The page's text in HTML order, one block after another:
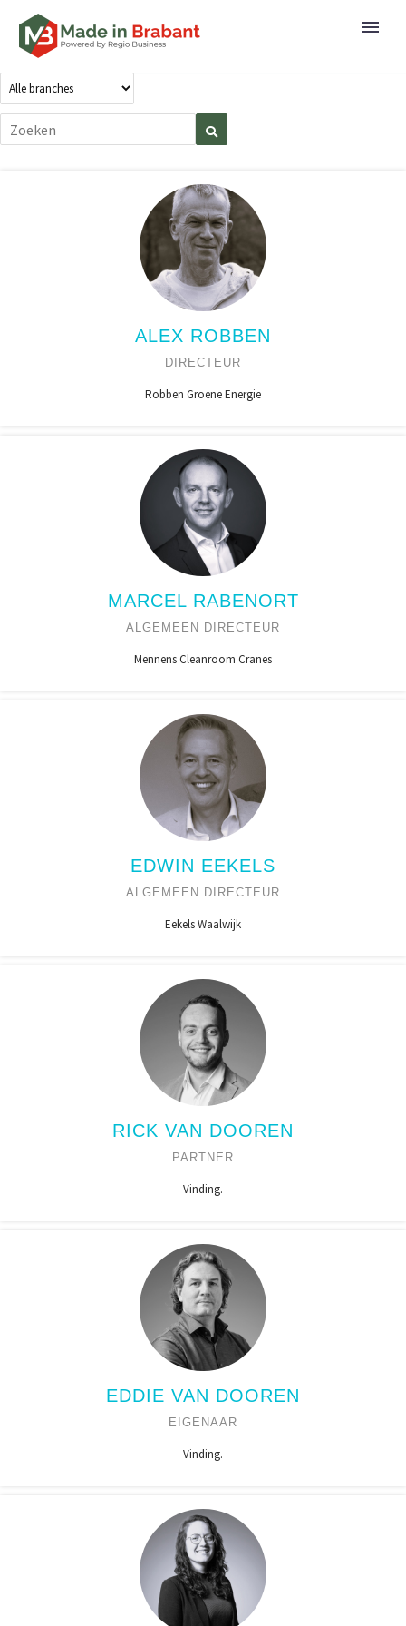
ALEX ROBBEN
DIRECTEUR
Robben Groene Energie
MARCEL RABENORT
ALGEMEEN DIRECTEUR
Mennens Cleanroom Cranes
EDWIN EEKELS
ALGEMEEN DIRECTEUR
Eekels Waalwijk
RICK VAN DOOREN
PARTNER
Vinding.
EDDIE VAN DOOREN
EIGENAAR
Vinding.